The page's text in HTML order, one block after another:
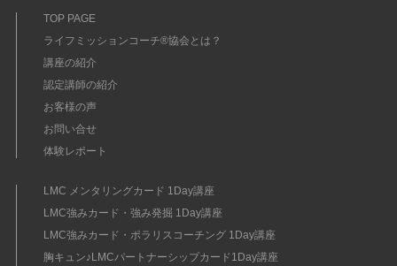
TOP PAGE
ライフミッションコーチ®協会とは？
講座の紹介
認定講師の紹介
お客様の声
お問い合せ
体験レポート
LMC メンタリングカード 1Day講座
LMC強みカード・強み発掘 1Day講座
LMC強みカード・ポラリスコーチング 1Day講座
胸キュン♪LMCパートナーシップカード1Day講座